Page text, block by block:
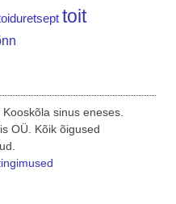
toit
Kooskõla sinus eneses.
OÜ. Kõik õigused